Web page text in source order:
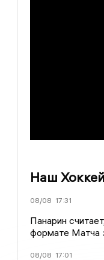
Наш Хоккей
08/08 17:31
Панарин
формате Матча
08/08 17:01